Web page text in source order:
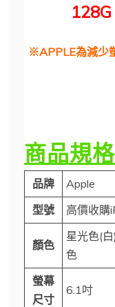
※APPLE為減少
商品規格
品牌
Apple
型號
高價收購
顏色
星光色(
色
螢幕
尺寸
6.1吋